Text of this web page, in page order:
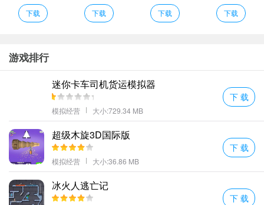
3、在茫茫大海中自由驾驶游轮在大海中自由穿梭有很多情节任务等
着你带你的乘客到城市并顺利地点目的地。
卡任务。
5、解锁不同的游艇这能让你更加真实的去完成当前的所有游戏玩
6、在海上驾驶你的游艇。开快车你会成为最好的划手。
7、如果能令每半年来一次的审查人员满意的话就能获得五角星。
豪华游轮模拟器编辑心得
及时的去通过各个不同方式的游戏方式来完成当前的种种游戏考
验。
巨大的游轮控制着海洋在无边无际的海洋中航行执行各种贸易和运
输任务真正的游轮船舶驾驶不同的任务。
下载
下载
下载
下载
游戏排行
迷你卡车司机货运模拟器
模拟经营 大小:729.34 MB
下 载
超级木旋3D国际版
模拟经营 大小:36.86 MB
下 载
冰火人逃亡记
下 载